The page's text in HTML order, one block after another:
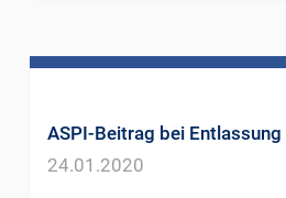
ASPI-Beitrag bei Entlassung
24.01.2020